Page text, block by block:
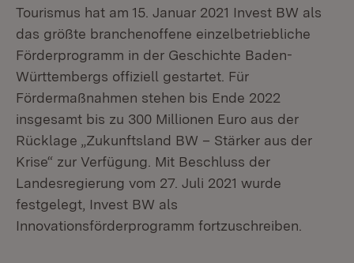
Tourismus hat am 15. Januar 2021 Invest BW als
das größte branchenoffene einzelbetriebliche
Förderprogramm in der Geschichte Baden-
Württembergs offiziell gestartet. Für
Fördermaßnahmen stehen bis Ende 2022
insgesamt bis zu 300 Millionen Euro aus der
Rücklage „Zukunftsland BW – Stärker aus der
Krise“ zur Verfügung. Mit Beschluss der
Landesregierung vom 27. Juli 2021 wurde
festgelegt, Invest BW als
Innovationsförderprogramm fortzuschreiben.